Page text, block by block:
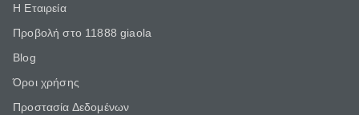
Η Εταιρεία
Προβολή στο 11888 giaola
Blog
Όροι χρήσης
Προστασία Δεδομένων